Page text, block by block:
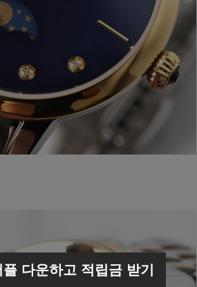
다운하고 적립금 받기